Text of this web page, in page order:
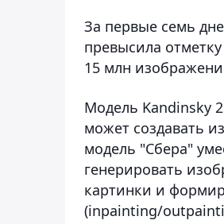
За первые семь
превысила
15 млн
Модель Kandinsky
может создавать
модель "Сбера"
генерировать
картинки и
(inpainting/